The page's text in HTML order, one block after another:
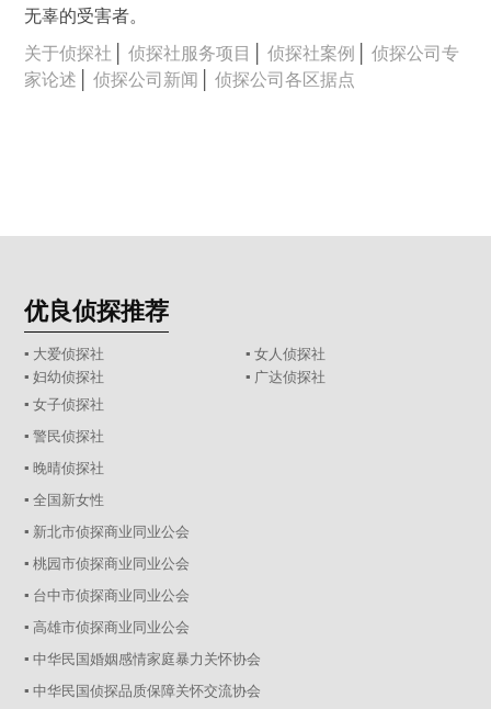
无辜的受害者。
关于侦探社 │侦探社服务项目 │侦探社案例 │侦探公司专
家论述 │侦探公司新闻 │侦探公司各区据点
优良侦探推荐
▪ 大爱侦探社
▪ 女人侦探社
▪ 妇幼侦探社
▪ 广达侦探社
▪ 女子侦探社
▪ 警民侦探社
▪ 晚晴侦探社
▪ 全国新女性
▪ 新北市侦探商业同业公会
▪ 桃园市侦探商业同业公会
▪ 台中市侦探商业同业公会
▪ 高雄市侦探商业同业公会
▪ 中华民国婚姻感情家庭暴力关怀协会
▪ 中华民国侦探品质保障关怀交流协会